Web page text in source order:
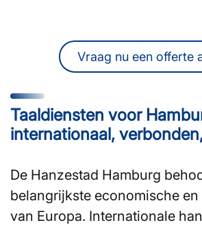
Vraag nu een offerte
Taaldiensten voor
internationaal,
De Hanzestad Hamburg
belangrijkste economische
van Europa. Internationale